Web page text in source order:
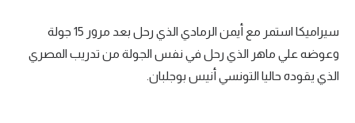
سيراميكا استمر مع أيمن الرمادي الذي رحل بعد مرور 15 جولة
وعوضه علي ماهر الذي رحل في نفس الجولة من تدريب المصري
الذي يقوده حاليا التونسي أنيس بوجلبان.